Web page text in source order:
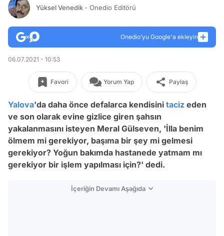
Yüksel Venedik - Onedio Editörü
Onedio’yu Google'a ekleyin
06.07.2021 - 10:53
Favori Yorum Yap Paylaş
Yalova'da daha önce defalarca kendisini taciz eden
ve son olarak evine gizlice giren şahsın
yakalanmasını isteyen Meral Gülseven, 'İlla benim
ölmem mi gerekiyor, başıma bir şey mi gelmesi
gerekiyor? Yoğun bakımda hastanede yatmam mı
gerekiyor bir işlem yapılması için?' dedi.
İçeriğin Devamı Aşağıda